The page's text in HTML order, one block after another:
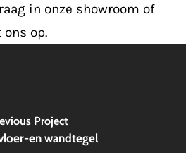
in onze showroom of
op.
Project
en wandtegel